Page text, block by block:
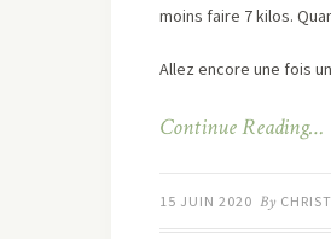
moins faire 7 kilos.
Allez encore une fois
Continue Reading…
15 JUIN 2020 By